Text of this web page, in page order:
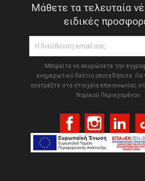
Μάθετε τα τελευταία
ειδικές
Μπορείτε να ακυρώσετε την
ενημερωτικό δελτίο οποτεδήποτε. Για
ανατρέξτε στα στοιχεία επικοινωνίας
Νομικού Περιεχομένου.
FacebookInstagram